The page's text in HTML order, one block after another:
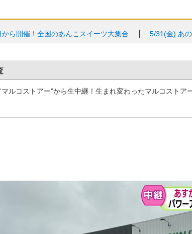
から開催！全国のあんこスイーツ大集合 5/31(金) あ
ルコストアー”から生中継！生まれ変わったマルコストア